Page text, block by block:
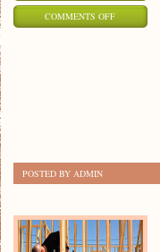
COMMENTS OFFON
POSTED BY ADMIN